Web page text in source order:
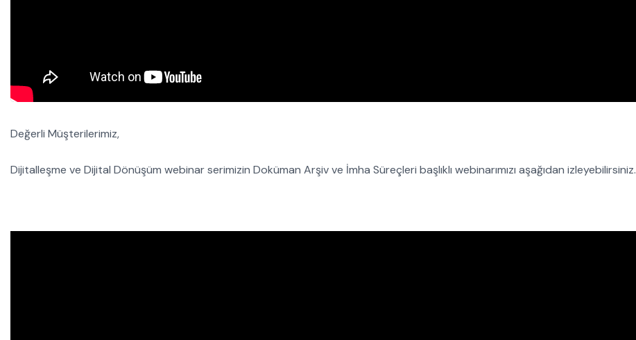
Değerli Müşterilerimiz,
Dijitalleşme ve Dijital Dönüşüm webinar serimizin Doküman Arşiv ve İmha Süreçleri başlıklı webinarımızı aşağıdan izleyebilirsiniz.